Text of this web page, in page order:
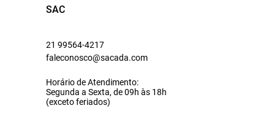
SAC
21 99564-4217
faleconosco@sacada.com
Horário de Atendimento:
Segunda a Sexta, de 09h às 18h
(exceto feriados)